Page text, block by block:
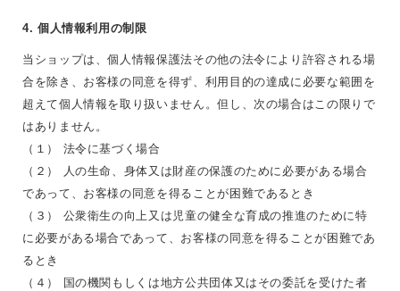
4. 個人情報利用の制限
当ショップは、個人情報保護法その他の法令により許容される場
合を除き、お客様の同意を得ず、利用目的の達成に必要な範囲を
超えて個人情報を取り扱いません。但し、次の場合はこの限りで
はありません。
（１） 法令に基づく場合
（２） 人の生命、身体又は財産の保護のために必要がある場合
であって、お客様の同意を得ることが困難であるとき
（３） 公衆衛生の向上又は児童の健全な育成の推進のために特
に必要がある場合であって、お客様の同意を得ることが困難であ
るとき
（４） 国の機関もしくは地方公共団体又はその委託を受けた者